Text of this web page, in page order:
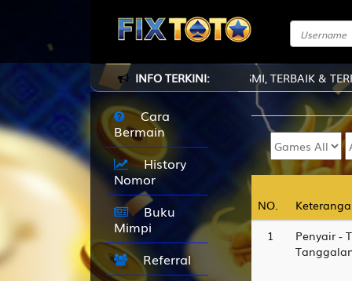
INFO TERKINI:
DI FIXTOTO - SITUS GAME ONLINE RESMI, TERBAIK &
Cara
Bermain
History
Nomor
Buku
Mimpi
Referral
NO.
NO.
1
Penyair -